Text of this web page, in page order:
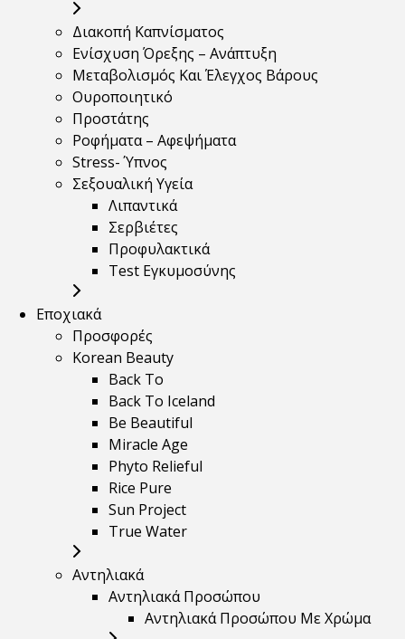
Διακοπή Καπνίσματος
Ενίσχυση Όρεξης – Ανάπτυξη
Μεταβολισμός Και Έλεγχος Βάρους
Ουροποιητικό
Προστάτης
Ροφήματα – Αφεψήματα
Stress- Ύπνος
Σεξουαλική Υγεία
Λιπαντικά
Σερβιέτες
Προφυλακτικά
Test Εγκυμοσύνης
Εποχιακά
Προσφορές
Korean Beauty
Back To
Back To Iceland
Be Beautiful
Miracle Age
Phyto Relieful
Rice Pure
Sun Project
True Water
Αντηλιακά
Αντηλιακά Προσώπου
Αντηλιακά Προσώπου Με Χρώμα